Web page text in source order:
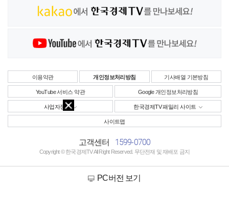
YouTube 서비스 약관 Google 개인정보처리방침
사이트맵